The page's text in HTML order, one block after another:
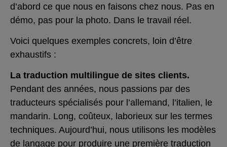
d’abord ce que nous en faisons chez nous. Pas en
démo, pas pour la photo. Dans le travail réel.
Voici quelques exemples concrets, loin d’être
exhaustifs :
La traduction multilingue de sites clients.
Pendant des années, nous passions par des
traducteurs spécialisés pour l’allemand, l’italien, le
mandarin. Long, coûteux, laborieux sur les termes
techniques. Aujourd’hui, nous utilisons les modèles
de langage pour produire une première traduction